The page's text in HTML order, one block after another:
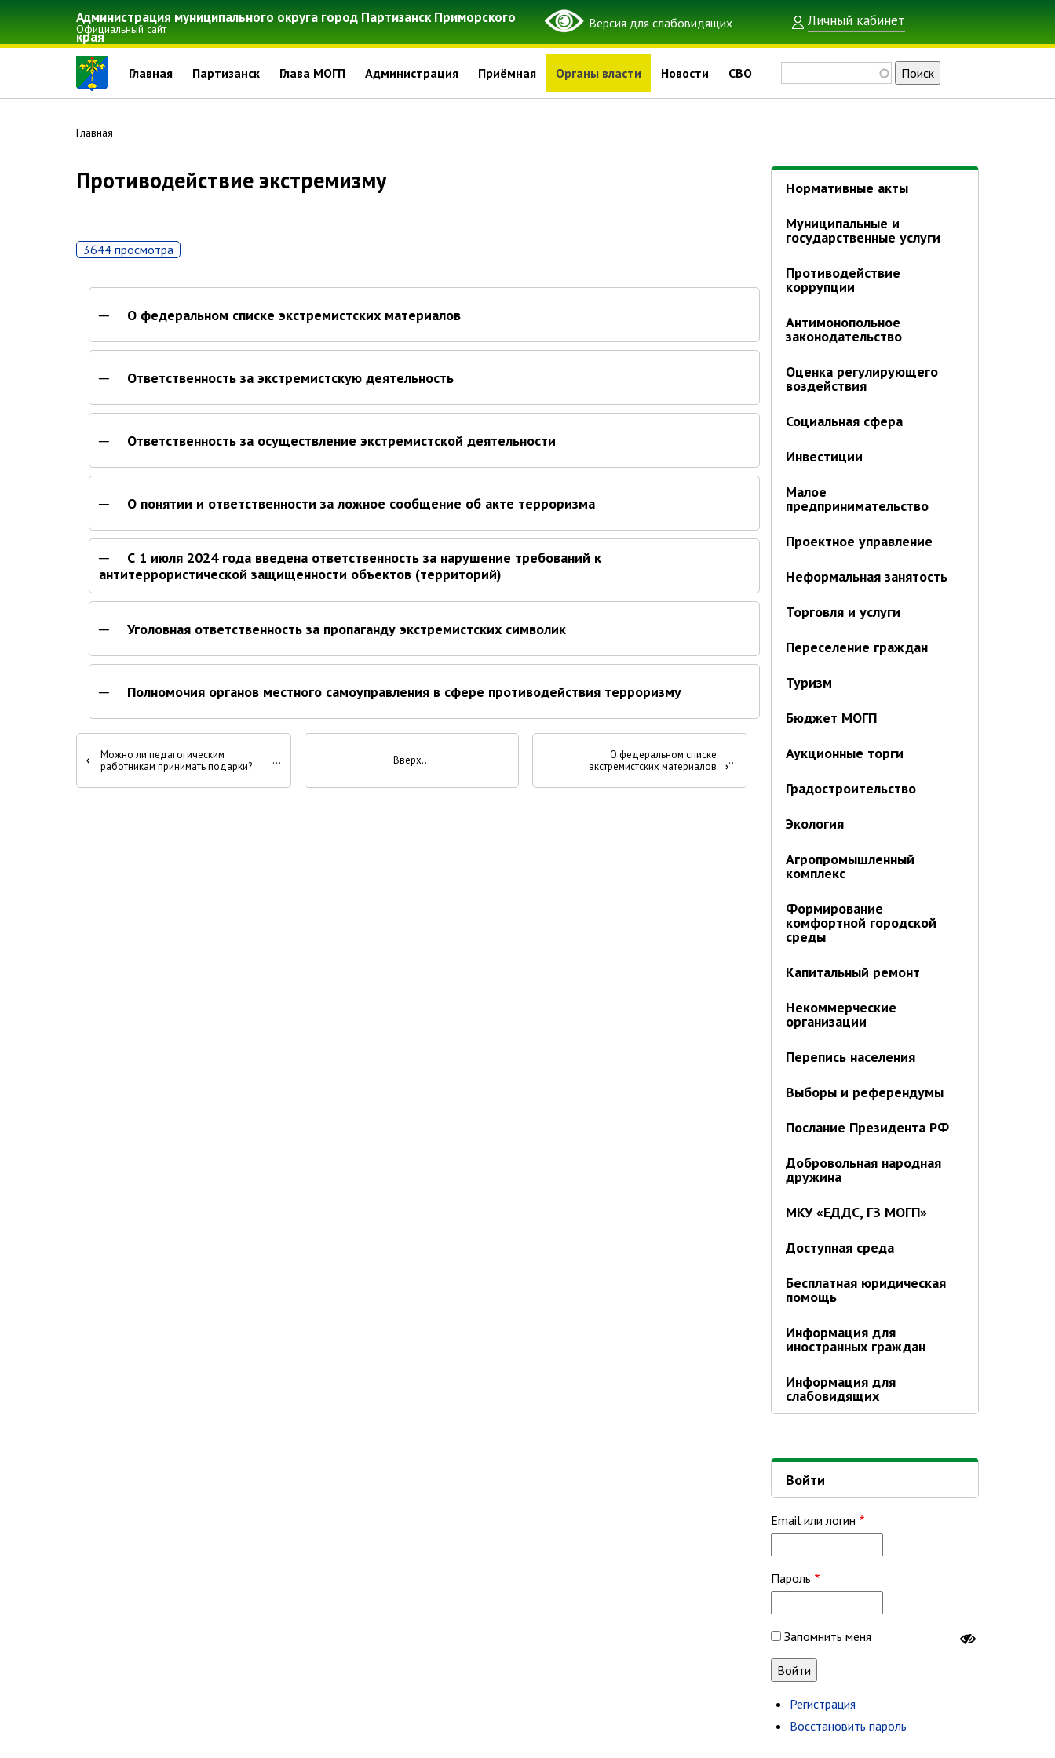
основному
Администрация муниципального округа город Партизанск Приморского
края
Официальный сайт Личный кабинет
Главная Партизанск Глава МОГП Администрация Приёмная Органы власти Новости СВО
Строка
навигации
Главная
Противодействие экстремизму
3644 просмотра
О федеральном списке экстремистских материалов
Ответственность за экстремистскую деятельность
Ответственность за осуществление экстремистской деятельности
О понятии и ответственности за ложное сообщение об акте терроризма
С 1 июля 2024 года введена ответственность за нарушение требований к
антитеррористической защищенности объектов (территорий)
Уголовная ответственность за пропаганду экстремистских символик
Полномочия органов местного самоуправления в сфере противодействия терроризму
Перекрёстные
ссылки
‹
Можно ли педагогическим
работникам принимать подарки?
Вверх
О федеральном списке
экстремистских материалов
›
Нормативные акты
Муниципальные и
государственные услуги
Противодействие
коррупции
Антимонопольное
законодательство
Оценка регулирующего
воздействия
Социальная сфера
Инвестиции
Малое
предпринимательство
Проектное управление
Неформальная занятость
Торговля и услуги
Переселение граждан
Туризм
Бюджет МОГП
Аукционные торги
Градостроительство
Экология
Агропромышленный
комплекс
Формирование
комфортной городской
среды
Капитальный ремонт
Некоммерческие
организации
Перепись населения
Выборы и референдумы
Послание Президента РФ
Добровольная народная
дружина
МКУ «ЕДДС, ГЗ МОГП»
Доступная среда
Бесплатная юридическая
помощь
Информация для
иностранных граждан
Информация для
слабовидящих
Войти
Email или логин
Пароль
Запомнить меня
Регистрация
Восстановить пароль